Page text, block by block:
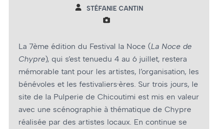
STÉFANIE CANTIN
La 7ème édition du Festival la Noce (La Noce de
Chypre), qui s’est tenuedu 4 au 6 juillet, restera
mémorable tant pour les artistes, l’organisation, les
bénévoles et les festivaliers·ères. Sur trois jours, le
site de la Pulperie de Chicoutimi est mis en valeur
avec une scénographie à thématique de Chypre
réalisée par des artistes locaux. En continue se